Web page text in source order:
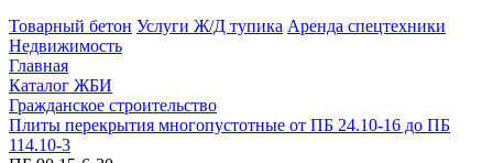
Товарный бетон Услуги Ж/Д тупика Аренда спецтехники
Недвижимость
Главная
Каталог ЖБИ
Гражданское строительство
Плиты перекрытия многопустотные от ПБ 24.10-16 до ПБ
114.10-3